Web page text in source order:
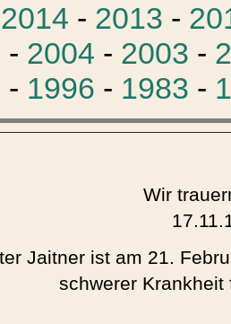
2014 - 2013 -
- 2004 - 2003 -
- 1996 - 1983 -
Wir
Jaitner ist am 21.
schwerer